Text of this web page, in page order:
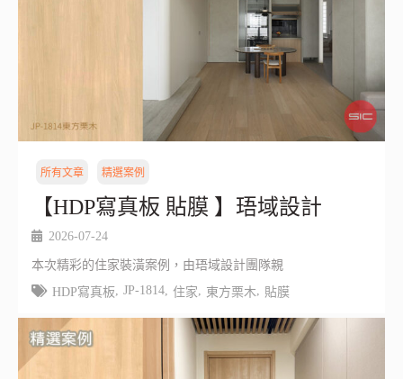
所有文章 精選案例
【HDP寫真板 貼膜 】珸域設計
2026-07-24
本次精彩的住家裝潢案例，由珸域設計團隊親
HDP寫真板
JP-1814, 住家 東方栗木 貼膜